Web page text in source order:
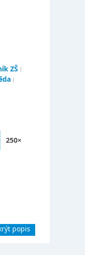
ZŠ
250×
popis